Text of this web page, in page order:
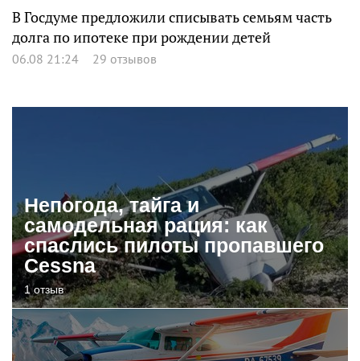
В Госдуме предложили списывать семьям часть
долга по ипотеке при рождении детей
06.08 21:24 29 отзывов
Непогода, тайга и
самодельная рация: как
спаслись пилоты пропавшего
Cessna
1 отзыв